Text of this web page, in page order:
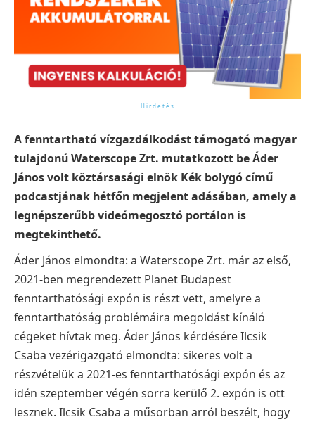
A fenntartható vízgazdálkodást támogató magyar
tulajdonú Waterscope Zrt. mutatkozott be Áder
János volt köztársasági elnök Kék bolygó című
podcastjának hétfőn megjelent adásában, amely a
legnépszerűbb videómegosztó portálon is
megtekinthető.
Áder János elmondta: a Waterscope Zrt. már az első,
2021-ben megrendezett Planet Budapest
fenntarthatósági expón is részt vett, amelyre a
fenntarthatóság problémáira megoldást kínáló
cégeket hívtak meg. Áder János kérdésére Ilcsik
Csaba vezérigazgató elmondta: sikeres volt a
részvételük a 2021-es fenntarthatósági expón és az
idén szeptember végén sorra kerülő 2. expón is ott
lesznek. Ilcsik Csaba a műsorban arról beszélt, hogy